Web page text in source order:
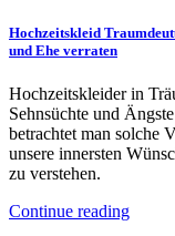
Hochzeitskleid
und Ehe verraten
Hochzeitskleider in
Sehnsüchte und
betrachtet man solche
unsere innersten
zu verstehen.
Continue reading